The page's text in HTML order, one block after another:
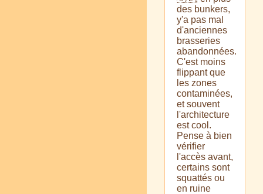
des bunkers,
y'a pas mal
d'anciennes
brasseries
abandonnées.
C'est moins
flippant que
les zones
contaminées,
et souvent
l'architecture
est cool.
Pense à bien
vérifier
l'accès avant,
certains sont
squattés ou
en ruine